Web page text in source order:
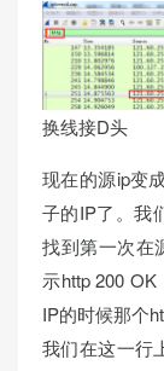
换线接D头
现在的源ip变
子的IP了。我
找到第一次在
示http 200
IP的时候那个
我们在这一行